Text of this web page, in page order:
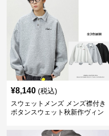
¥8,140 (税込)
スウェットメンズ メンズ襟付き
ボタンスウェット秋新作ヴィン